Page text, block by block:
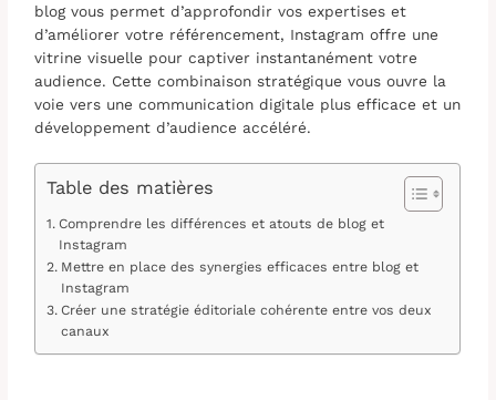
blog vous permet d’approfondir vos expertises et
d’améliorer votre référencement, Instagram offre une
vitrine visuelle pour captiver instantanément votre
audience. Cette combinaison stratégique vous ouvre la
voie vers une communication digitale plus efficace et un
développement d’audience accéléré.
Table des matières
Comprendre les différences et atouts de blog et
Instagram
Mettre en place des synergies efficaces entre blog et
Instagram
Créer une stratégie éditoriale cohérente entre vos deux
canaux